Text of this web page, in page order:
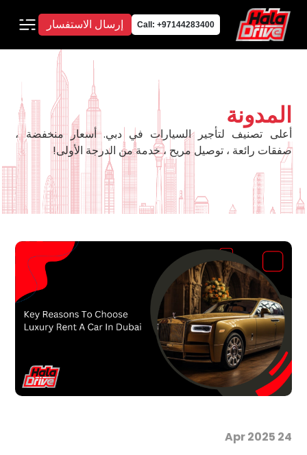
Call: +97144283400 إرسال الاستفسار
المدونة
أعلى تصنيف لتأجير السيارات في دبي. أسعار منخفضة ،
صفقات رائعة ، توصيل مريح ، خدمة من الدرجة الأولى!
24 Apr 2025